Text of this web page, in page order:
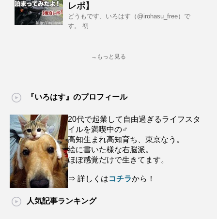
レポ】
どうもです、いろはす（@irohasu_free）で
す。 初
→もっと見る
『いろはす』のプロフィール
20代で起業して自由過ぎるライフスタ
イルを満喫中の♂
高知生まれ高知育ち、東京なう。
絵に書いた様な右脳派。
ほぼ感覚だけで生きてます。
⇒ 詳しくはコチラから！
人気記事ランキング